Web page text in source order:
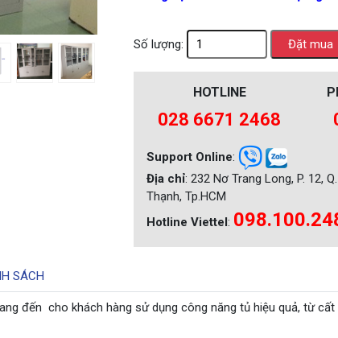
Số lượng:
HOTLINE
028 6671 2468
Support Online:
Địa chỉ: 232 Nơ Trang Long, P. 12,
Thạnh, Tp.HCM
Hotline Viettel:
SÁCH
đến cho khách hàng sử dụng công năng tủ hiệu quả, từ